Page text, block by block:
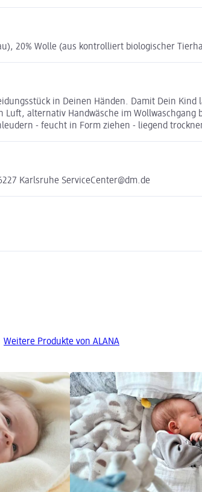
20% Wolle (aus kontrolliert biologischer
in Deinen Händen. Damit Dein
alternativ Handwäsche im Wollwaschgang
- feucht in Form ziehen - liegend
Karlsruhe ServiceCenter@dm.de
Weitere Produkte von ALANA